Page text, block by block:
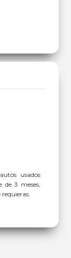
usados
3 meses,